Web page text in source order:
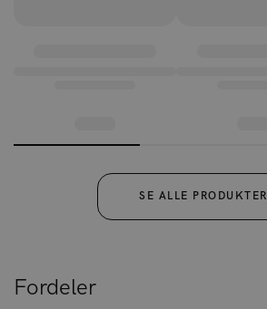
SE ALLE PRODUKTER
Fordeler